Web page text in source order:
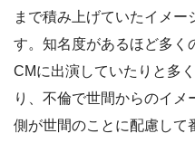
まで積み上げていたイメー
す。知名度があるほど多く
CMに出演していたりと多
り、不倫で世間からのイメ
側が世間のことに配慮して